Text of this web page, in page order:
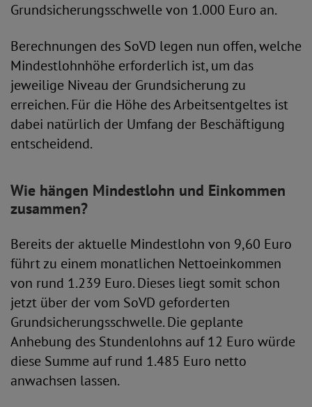
Grundsicherungsschwelle von 1.000 Euro an.
Berechnungen des SoVD legen nun offen, welche
Mindestlohnhöhe erforderlich ist, um das
jeweilige Niveau der Grundsicherung zu
erreichen. Für die Höhe des Arbeitsentgeltes ist
dabei natürlich der Umfang der Beschäftigung
entscheidend.
Wie hängen Mindestlohn und Einkommen
zusammen?
Bereits der aktuelle Mindestlohn von 9,60 Euro
führt zu einem monatlichen Nettoeinkommen
von rund 1.239 Euro. Dieses liegt somit schon
jetzt über der vom SoVD geforderten
Grundsicherungsschwelle. Die geplante
Anhebung des Stundenlohns auf 12 Euro würde
diese Summe auf rund 1.485 Euro netto
anwachsen lassen.